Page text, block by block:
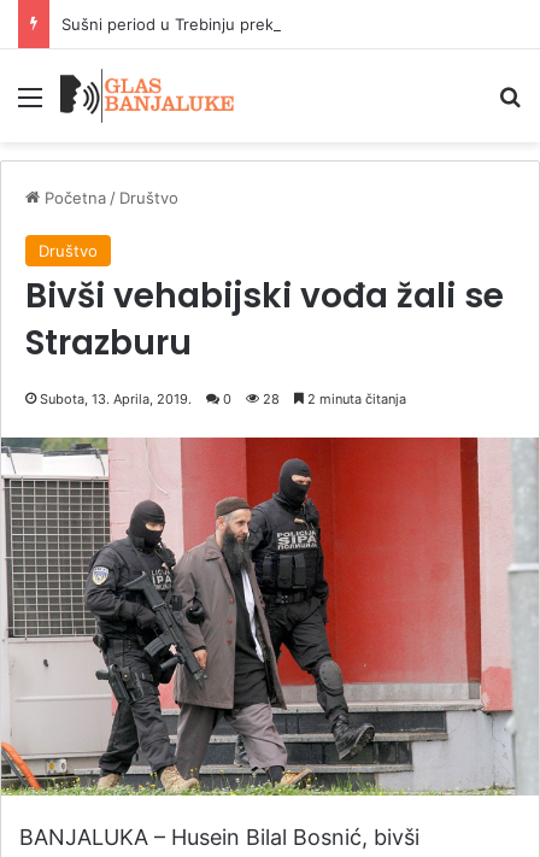
Sušni period u Trebinju prekinula kiša
Meni
Početna / Društvo
Društvo
Bivši vehabijski vođa žali se
Strazburu
Subota, 13. Aprila, 2019. 0 28 2 minuta čitanja
BANJALUKA – Husein Bilal Bosnić, bivši